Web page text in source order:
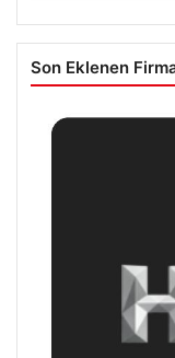
Son Eklenen